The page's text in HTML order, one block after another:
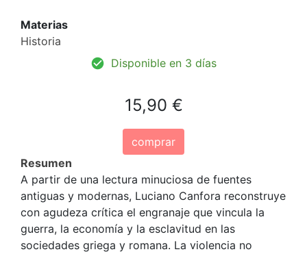
Materias
Historia
Disponible en 3 días
15,90 €
comprar
Resumen
A partir de una lectura minuciosa de fuentes
antiguas y modernas, Luciano Canfora reconstruye
con agudeza crítica el engranaje que vincula la
guerra, la economía y la esclavitud en las
sociedades griega y romana. La violencia no